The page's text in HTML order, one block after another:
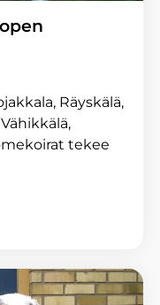
Räyskälä,
tekee